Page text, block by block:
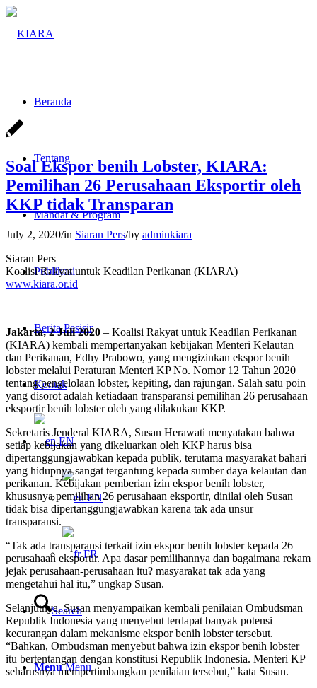
Beranda
Tentang
Mandat & Program
Publikasi
Berita Pesisir
Kontak
EN
EN
FR
Search
Menu Menu
Soal Ekspor benih Lobster, KIARA:
Pemilihan 26 Perusahaan Eksportir oleh
KKP tidak Transparan
July 2, 2020/in Siaran Pers/by adminkiara
Siaran Pers
Koalisi Rakyat untuk Keadilan Perikanan (KIARA)
www.kiara.or.id
Jakarta, 2 Juli 2020 – Koalisi Rakyat untuk Keadilan Perikanan
(KIARA) kembali mempertanyakan kebijakan Menteri Kelautan
dan Perikanan, Edhy Prabowo, yang mengizinkan ekspor benih
lobster melalui Peraturan Menteri KP No. Nomor 12 Tahun 2020
tentang pengelolaan lobster, kepiting, dan rajungan. Salah satu poin
yang disorot adalah ketiadaan transparansi pemilihan 26 perusahaan
eksportir benih lobster oleh yang dilakukan KKP.
Sekretaris Jenderal KIARA, Susan Herawati menyatakan bahwa
setiap kebijakan yang dikeluarkan oleh KKP harus bisa
dipertanggungjawabkan kepada publik, terutama masyarakat bahari
yang hidupnya sangat tergantung kepada sumber daya kelautan dan
perikanan. Kebijakan pemberian izin ekspor benih lobster,
khususnya pemilihan 26 perusahaan eksportir, dinilai oleh Susan
tidak bisa dipertanggungjawabkan karena tak ada unsur
transparansi.
“Tak ada transparansi terkait izin ekspor benih lobster kepada 26
perusahaan eksportir. Apa dasar pemilihannya dan bagaimana rekam
jejak perusahaan-perusahaan itu? masyarakat tak ada yang
mengetahui hal itu,” ungkap Susan.
Selanjutnya, Susan menyampaikan kembali penilaian Ombudsman
Republik Indonesia yang menyebut terdapat banyak potensi
kecurangan dalam mekanisme ekspor benih lobster tersebut.
“Bahkan, Ombudsman menyebut bahwa izin ekspor benih lobster
itu bertentangan dengan konstitusi Republik Indonesia. Menteri KP
seharusnya mempertimbangkan penilaian tersebut,” kata Susan.